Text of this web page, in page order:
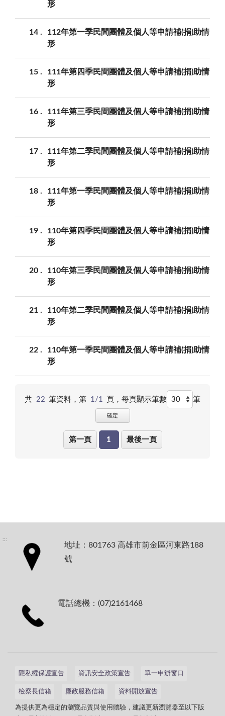
形
14
112年第一季民間團體及個人等申請補(捐)助情
形
15
111年第四季民間團體及個人等申請補(捐)助情
形
16
111年第三季民間團體及個人等申請補(捐)助情
形
17
111年第二季民間團體及個人等申請補(捐)助情
形
18
111年第一季民間團體及個人等申請補(捐)助情
形
19
110年第四季民間團體及個人等申請補(捐)助情
形
20
110年第三季民間團體及個人等申請補(捐)助情
形
21
110年第二季民間團體及個人等申請補(捐)助情
形
22
110年第一季民間團體及個人等申請補(捐)助情
形
共 22 筆資料，第 1/1 頁，每頁顯示筆數 筆
確定
第一頁 1 最後一頁
:::
地址：801763 高雄市前金區河東路188
號
電話總機：(07)2161468
隱私權保護宣告 資訊安全政策宣告 單一申辦窗口
檢察長信箱 廉政服務信箱 資料開放宣告
為提供更為穩定的瀏覽品質與使用體驗，建議更新瀏覽器至以下版